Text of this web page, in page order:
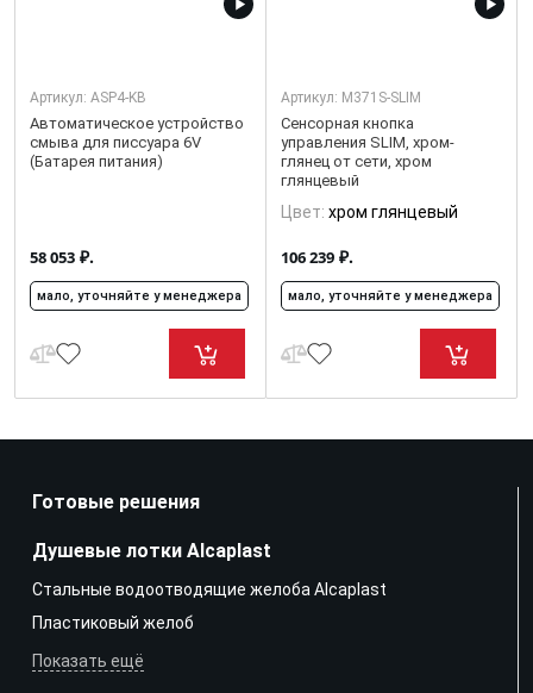
Артикул: ASP4-KB
Автоматическое устройство
смыва для писсуара 6V
(Батарея питания)
58 053 ₽.
мало, уточняйте у менеджера
Артикул: M371S-SLIM
Сенсорная кнопка
управления SLIM, хром-
глянец от сети, хром
глянцевый
Цвет: хром глянцевый
106 239 ₽.
мало, уточняйте у менеджера
Готовые решения
Душевые лотки Alcaplast
Стальные водоотводящие желоба Alcaplast
Пластиковый желоб
Показать ещё